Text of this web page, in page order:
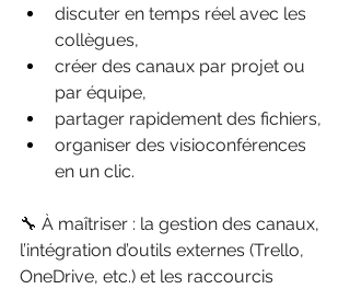
discuter en temps réel avec les
collègues,
créer des canaux par projet ou
par équipe,
partager rapidement des fichiers,
organiser des visioconférences
en un clic.
🔧 À maîtriser : la gestion des canaux,
l’intégration d’outils externes (Trello,
OneDrive, etc.) et les raccourcis